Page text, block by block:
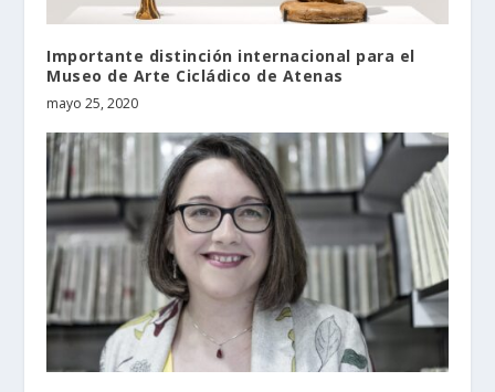
Importante distinción internacional para el
Museo de Arte Cicládico de Atenas
mayo 25, 2020